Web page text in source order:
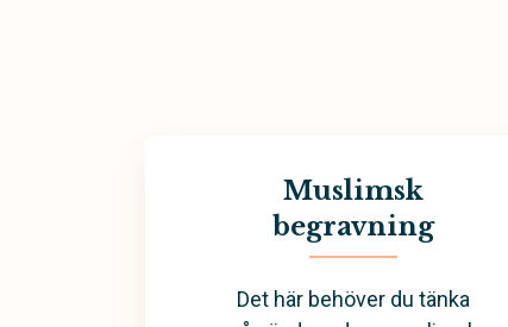
Muslimsk
begravning
Det här behöver du tänka